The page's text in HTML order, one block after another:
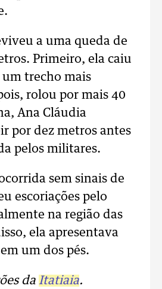
a uma queda de
Primeiro, ela caiu
um trecho mais
rolou por mais 40
Ana Cláudia
por dez metros antes
pelos militares.
sem sinais de
escoriações pelo
na região das
ela apresentava
um dos pés.
da Itatiaia.